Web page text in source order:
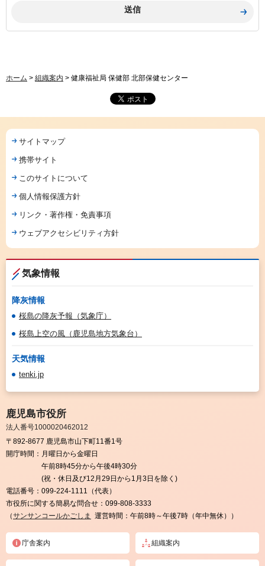
ホーム > 組織案内 > 健康福祉局 保健部 北部保健センター
サイトマップ
携帯サイト
このサイトについて
個人情報保護方針
リンク・著作権・免責事項
ウェブアクセシビリティ方針
気象情報
降灰情報
桜島の降灰予報（気象庁）
桜島上空の風（鹿児島地方気象台）
天気情報
tenki.jp
鹿児島市役所
法人番号1000020462012
〒892-8677 鹿児島市山下町11番1号
開庁時間： 月曜日から金曜日
午前8時45分から午後4時30分
(祝・休日及び12月29日から1月3日を除く)
電話番号： 099-224-1111（代表）
市役所に関する簡易な問合せ： 099-808-3333
（サンサンコールかごしま 運営時間：午前8時～午後7時（年中無休））
庁舎案内 組織案内